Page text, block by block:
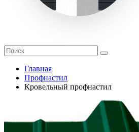
Главная
Профнастил
Кровельный профнастил